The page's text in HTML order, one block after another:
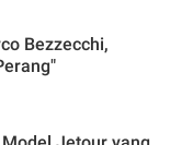
Bezzecchi,